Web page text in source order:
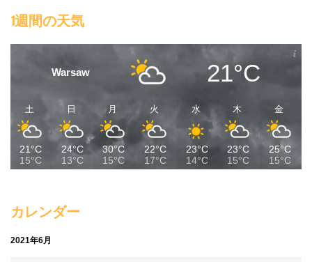
1週間の天気
Warsaw 21°C
土
21°C
15°C
日
24°C
13°C
月
30°C
15°C
火
22°C
17°C
水
23°C
14°C
木
23°C
15°C
金
25°C
15°C
カレンダー
2021年6月